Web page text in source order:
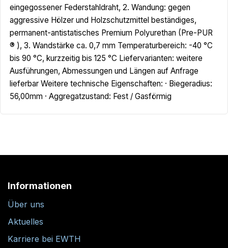
eingegossener Federstahldraht, 2. Wandung: gegen
aggressive Hölzer und Holzschutzmittel beständiges,
permanent-antistatisches Premium Polyurethan (Pre-PUR
® ), 3. Wandstärke ca. 0,7 mm Temperaturbereich: -40 °C
bis 90 °C, kurzzeitig bis 125 °C Liefervarianten: weitere
Ausführungen, Abmessungen und Längen auf Anfrage
lieferbar Weitere technische Eigenschaften: · Biegeradius:
56,00mm · Aggregatzustand: Fest / Gasförmig
Informationen
Über uns
Aktuelles
Karriere bei EWTH